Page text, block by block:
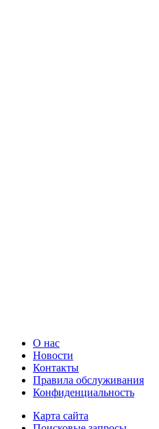
О нас
Новости
Контакты
Правила обслуживания
Конфиденциальность
Карта сайта